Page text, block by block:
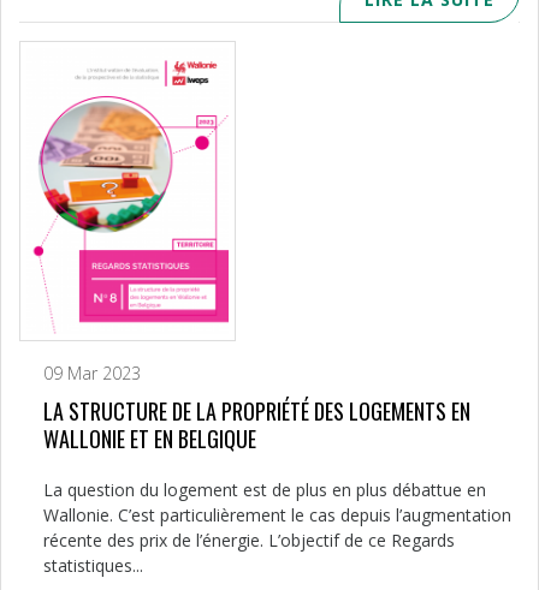
09 Mar 2023
LA STRUCTURE DE LA PROPRIÉTÉ DES LOGEMENTS EN
WALLONIE ET EN BELGIQUE
La question du logement est de plus en plus débattue en
Wallonie. C’est particulièrement le cas depuis l’augmentation
récente des prix de l’énergie. L’objectif de ce Regards
statistiques...